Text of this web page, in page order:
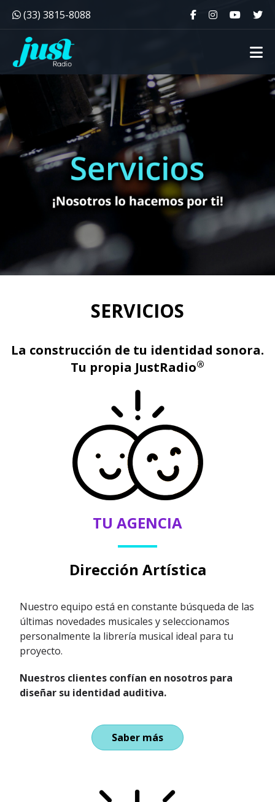
(33) 3815-8088
SERVICIOS
La construcción de tu identidad sonora.
Tu propia JustRadio®
TU AGENCIA
Dirección Artística
Nuestro equipo está en constante búsqueda de las
últimas novedades musicales y seleccionamos
personalmente la librería musical ideal para tu
proyecto.
Nuestros clientes confían en nosotros para
diseñar su identidad auditiva.
Saber más